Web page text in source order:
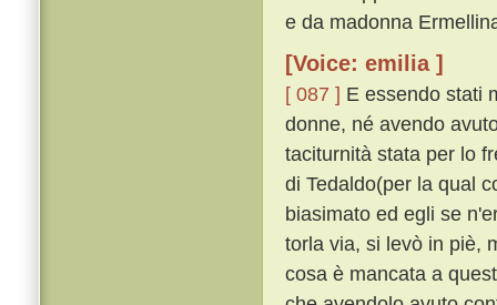
e da madonna
[Voice: emilia ]
[ 087 ] E essendo stati
donne, né avendo
taciturnità stata per lo
di Tedaldo(per la qual
biasimato ed egli se
torla via, si levò in piè,
cosa è mancata a